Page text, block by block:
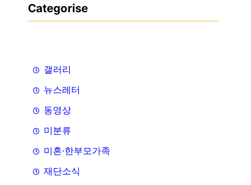
Categorise
갤러리
뉴스레터
동영상
미분류
미혼·한부모가족
재단소식